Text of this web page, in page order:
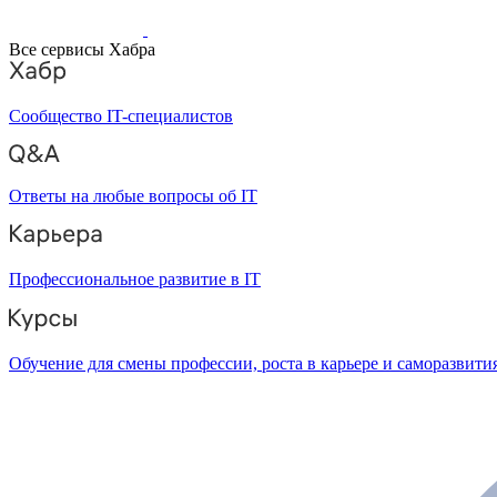
Все сервисы Хабра
Сообщество IT-специалистов
Ответы на любые вопросы об IT
Профессиональное развитие в IT
Обучение для смены профессии, роста в карьере и